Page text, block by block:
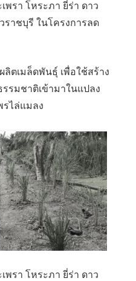
พรา โหระภา ยี่ร่า ดาว
ราชบุรี ในโครงการลด
ตเมล็ดพันธุ์ เพื่อใช้สร้าง
รรมชาติเข้ามาในแปลง
รไล่แมลง
พรา โหระภา ยี่ร่า ดาว